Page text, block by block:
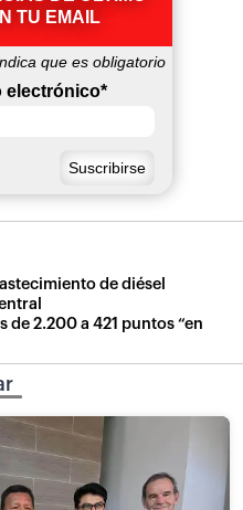
TU EMAIL
que es obligatorio
electrónico*
de diésel
de 2.200 a 421 puntos “en